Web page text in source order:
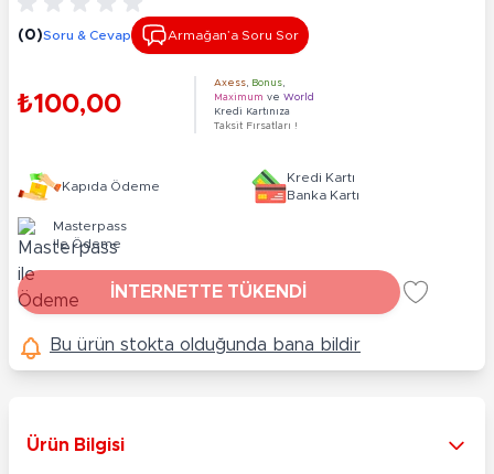
(0)Soru & Cevap Armağan’a Soru Sor
₺100,00
Axess Bonus
Maximum ve World
Kredi Kartınıza
Taksit Fırsatları !
Kapıda Ödeme
Kredi Kartı
Banka Kartı
Masterpass
ile Ödeme
İNTERNETTE TÜKENDİ
Bu ürün stokta olduğunda bana bildir
Ürün Bilgisi